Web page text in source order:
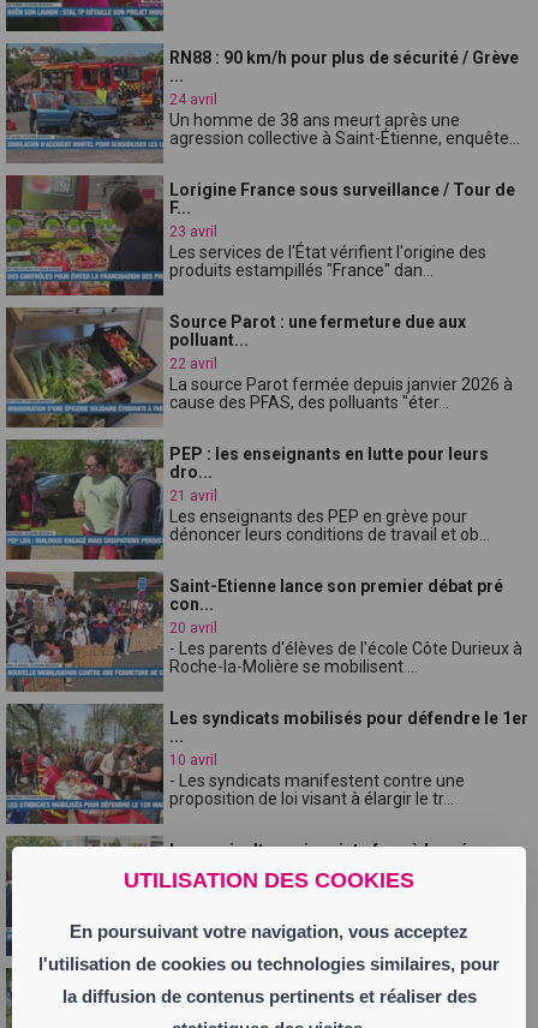
UTILISATION DES COOKIES
En poursuivant votre navigation, vous acceptez
l'utilisation de cookies ou technologies similaires, pour
la diffusion de contenus pertinents et réaliser des
RN88 : 90 km/h pour plus de sécurité / Grève
...
24 avril
Un homme de 38 ans meurt après une
agression collective à Saint-Étienne, enquête...
Lorigine France sous surveillance / Tour de
F...
23 avril
Les services de l'État vérifient l'origine des
produits estampillés "France" dan...
Source Parot : une fermeture due aux
polluant...
22 avril
La source Parot fermée depuis janvier 2026 à
cause des PFAS, des polluants "éter...
PEP : les enseignants en lutte pour leurs
dro...
21 avril
Les enseignants des PEP en grève pour
dénoncer leurs conditions de travail et ob...
Saint-Etienne lance son premier débat pré
con...
20 avril
- Les parents d'élèves de l'école Côte Durieux à
Roche-la-Molière se mobilisent ...
Les syndicats mobilisés pour défendre le 1er
...
10 avril
- Les syndicats manifestent contre une
proposition de loi visant à élargir le tr...
Les agriculteurs inquiets face à la présence
9 avril
d'action violente à Saint-Étienne à l...
cent...
8 avril